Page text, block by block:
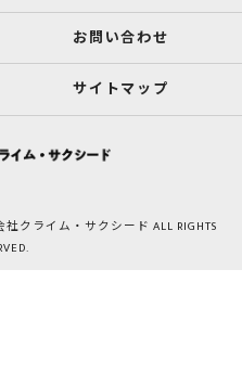
お問い合わせ
サイトマップ
クライム・サクシード ALL RIGHTS